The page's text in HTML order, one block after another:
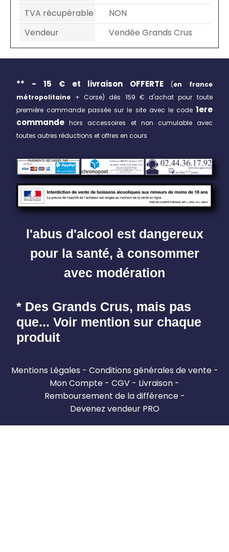
TVA récupérable
NON
Vendeur
Vendée Grands Crus
** - 15 € et livraison OFFERTE (en france
métropolitaine + Corse) dès 159 € d'achat pour toute
première commande passée sur le site avec le code 1ere
commande hors accessoires et non cumulable avec
toutes autres réductions et offres en cours
l'abus d'alcool est dangereux
pour la santé, à consommer
avec modération
* Des Grands Crus, mais pas
que... Voir mention sur chaque
produit
Mentions Légales
Conditions générales de vente
Mon Compte
CGV
Livraison
Remboursement de la différence
Devenez vendeur PRO